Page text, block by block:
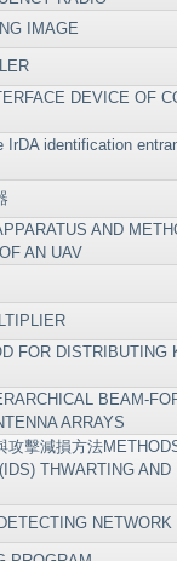
IMAGE
DEVICE OF
IrDA identification
AND
AN UAV
FOR DISTRIBUTING
BEAM-
ARRAYS
攻擊減損方法
THWARTING AND
NETWORK